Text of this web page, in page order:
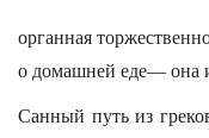
органная
о домашней еде— она
Санный путь из